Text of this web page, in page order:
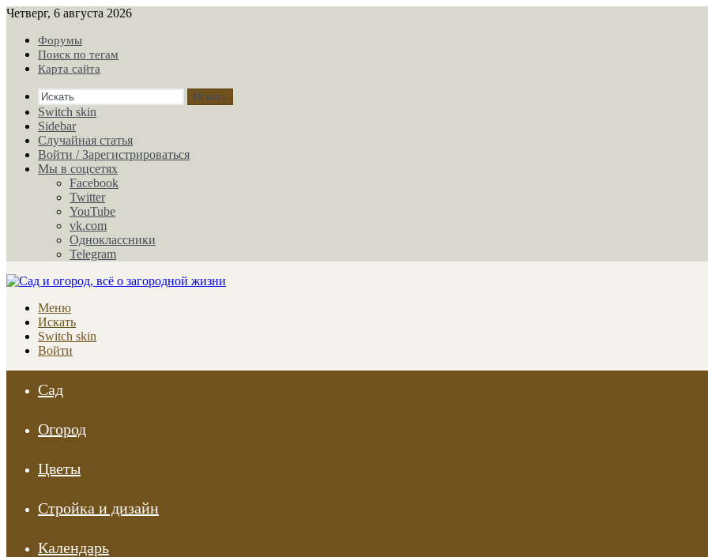
Четверг, 6 августа 2026
Форумы
Поиск по тегам
Карта сайта
Искать
Switch skin
Sidebar
Случайная статья
Войти / Зарегистрироваться
Мы в соцсетях
Facebook
Twitter
YouTube
vk.com
Одноклассники
Telegram
Меню
Искать
Switch skin
Войти
Сад
Огород
Цветы
Стройка и дизайн
Календарь